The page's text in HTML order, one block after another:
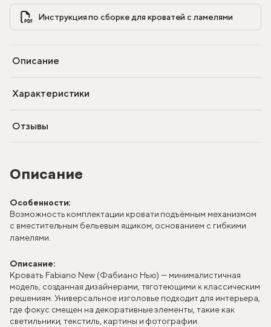
Описание
Особенности:
Возможность комплектации кровати подъёмным механизмом
с вместительным бельевым ящиком, основанием с гибкими
ламелями.
Описание:
Кровать Fabiano New (Фабиано Нью) — минималистичная
модель, созданная дизайнерами, тяготеющими к классическим
решениям. Универсальное изголовье подходит для интерьера,
где фокус смещен на декоративные элементы, такие как
светильники, текстиль, картины и фотографии.
Описание
Характеристики
Отзывы